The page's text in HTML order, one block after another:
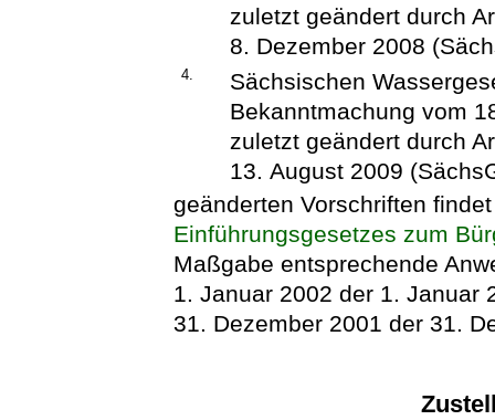
zuletzt geändert durch
8. Dezember 2008
4.
Sächsischen
Bekanntmachung vom
zuletzt geändert durch
13. August 2009
geänderten Vorschriften
Einführungsgesetzes zum
Maßgabe entsprechende
1. Januar 2002 der 1. Januar
31. Dezember 2001 der 31.